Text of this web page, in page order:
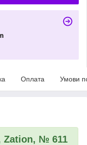
Оплата Умови
Zation, № 611